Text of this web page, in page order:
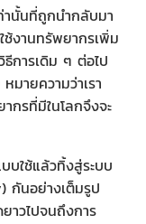
านั้นที่ถูกนำกลับมา
ช้งานทรัพยากรเพิ่ม
การเดิม ๆ ต่อไป
มายความว่าเรา
กรที่มีในโลกจึงจะ
บใช้แล้วทิ้งสู่ระบบ
กันอย่างเต็มรูป
วไปจนถึงการ